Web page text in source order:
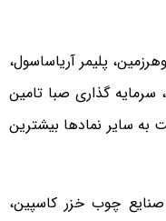
پلیمر آریاساسول،
سرمایه گذاری صبا تامین
به سایر نمادها بیشترین
صنایع چوب خزر کاسپین،